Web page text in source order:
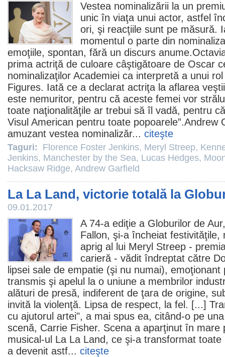
Vestea nominalizării la un
unic în viaţa unui actor, astfel
ori, şi reacţiile sunt pe măsură.
momentul o parte din
emoţiile, spontan, fără un discurs anume.
prima actriţă de culoare câştigătoare de Oscar
nominalizaţilor Academiei ca interpretă a unui
Figures. Iată ce a declarat actriţa la aflarea
este nemuritor, pentru că aceste femei vor
toate naţionalităţile ar trebui să îl vadă, pentru
Visul American pentru toate popoarele”.Andrew
amuzant vestea nominalizăr... citeşte
Taguri: Florence Foster Jenkins, Meryl Streep,
Jenkins, Manchester by the Sea, Lucas Hedges,
Hacksaw Ridge, Andrew Garfield
La La Land, victorie totală la
09.01.2017
A 74-a ediţie a Globurilor de
Fallon, şi-a încheiat festivităţile,
aprig al lui Meryl Streep -
carieră - vădit îndreptat către
lipsei sale de empatie (şi nu numai),
transmis şi apelul la o uniune a membrilor
alături de presă, indiferent de ţara de origine,
invită la violenţă. Lipsa de respect, la fel. [...]
cu ajutorul artei", a mai spus ea, citând-o pe
scenă, Carrie Fisher. Scena a aparţinut în mare
musical-ul La La Land, ce şi-a transformat
a devenit astf... citeşte